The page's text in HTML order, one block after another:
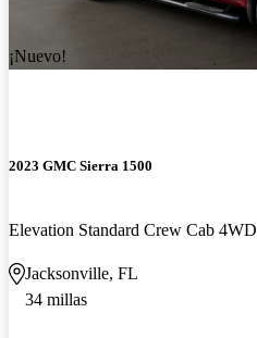
¡Nuevo!
2023 GMC Sierra 1500
Elevation Standard Crew Cab 4WD
Jacksonville, FL
34 millas